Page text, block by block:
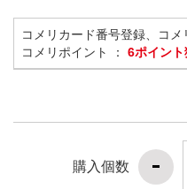
コメリカード番号登録、コ
コメリポイント ： 6ポイント
購入個数